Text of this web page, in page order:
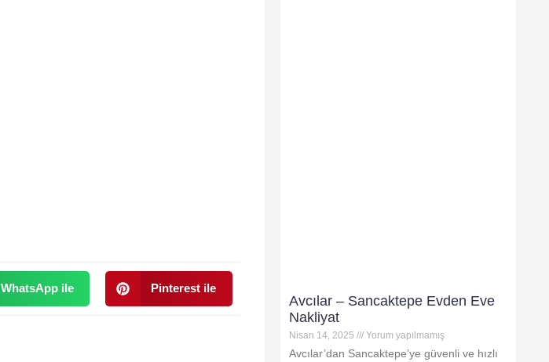
WhatsApp ile Pinterest ile
Avcılar – Sancaktepe Evden Eve
Nakliyat
Nisan 14, 2025 Yorum yapılmamış
Avcılar’dan Sancaktepe’ye güvenli ve hızlı